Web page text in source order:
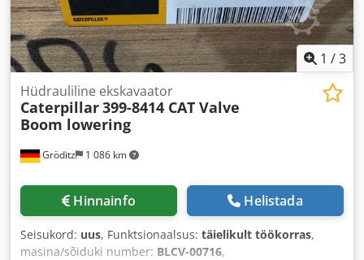
1 /3
Gröditz 1 086 km
Hüdrauliline ekskavaator
Caterpillar399-8414 CAT Valve
Boom lowering
Hinnainfo Helistada
Seisukord: uus, Funktsionaalsus: täielikult töökorras,
masina/sõiduki number: BLCV-00716,